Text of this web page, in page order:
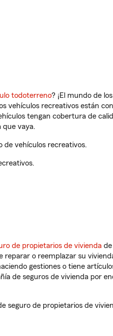
todoterreno? ¡El mundo de
vehículos recreativos están
tengan cobertura de
que vaya.
de vehículos recreativos.
de propietarios de vivienda
reparar o reemplazar su
gestiones o tiene
de seguros de vivienda por
seguro de propietarios de